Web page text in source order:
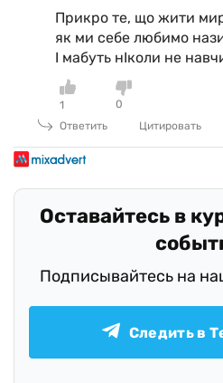
Прикро те, що жити
як ми себе любимо
І мабуть нІколи не
1
0
Ответить
Цитировать
Оставайтесь в
Подписывайтесь на
Следить в